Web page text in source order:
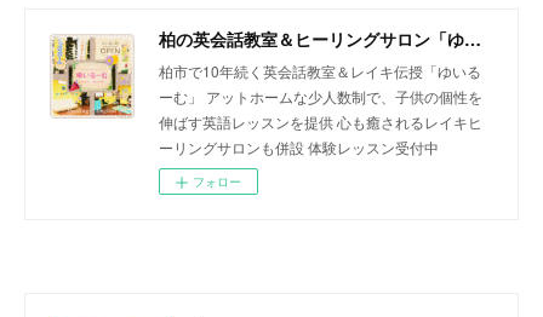
柏の英会話教室＆ヒーリングサロン「ゆいるーむ」
柏市で10年続く英会話教室＆レイキ伝授「ゆいる
ーむ」 アットホームな少人数制で、子供の個性を
伸ばす英語レッスンを提供 心も癒されるレイキヒ
ーリングサロンも併設 体験レッスン受付中
フォロー